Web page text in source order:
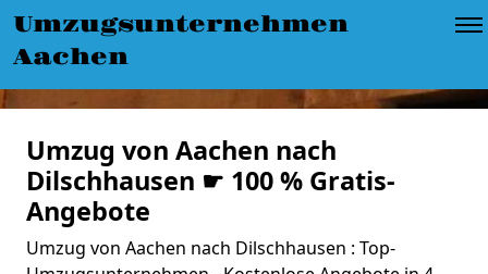
Umzugsunternehmen
Aachen
Umzug von Aachen nach
Dilschhausen ☛ 100 % Gratis-
Angebote
Umzug von Aachen nach Dilschhausen : Top-